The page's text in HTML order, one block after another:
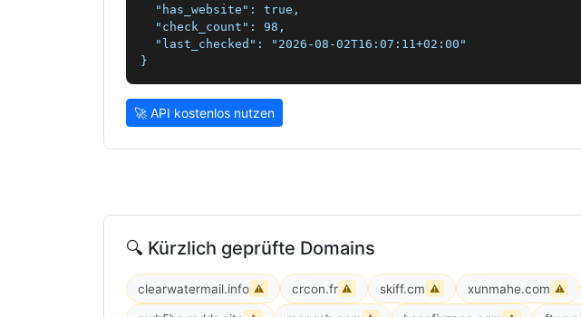
  "has_website": true,
  "check_count": 98,
  "last_checked": "2026-08-02T16:07:11+02:00"
}
🚀 API kostenlos nutzen
🔍 Kürzlich geprüfte Domains
clearwatermail.info ⚠ crcon.fr ⚠ skiff.cm ⚠ xunmahe.com ⚠